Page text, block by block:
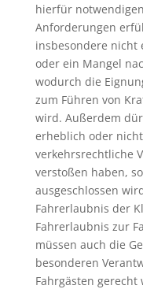
hierfür
Anforderungen
insbesondere nicht
oder ein Mangel
wodurch die
zum Führen von
wird. Außerdem
erheblich oder
verkehrsrechtliche
verstoßen haben,
ausgeschlossen
Fahrerlaubnis der
Fahrerlaubnis zur
müssen auch die
besonderen
Fahrgästen